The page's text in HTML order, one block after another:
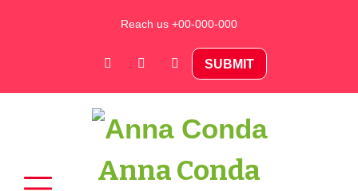
Reach us +00-000-000
SUBMIT
Anna Conda